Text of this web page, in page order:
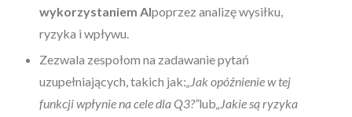
wykorzystaniem AIpoprzez analizę wysiłku,
ryzyka i wpływu.
Zezwala zespołom na zadawanie pytań
uzupełniających, takich jak:„Jak opóźnienie w tej
funkcji wpłynie na cele dla Q3?”lub„Jakie są ryzyka